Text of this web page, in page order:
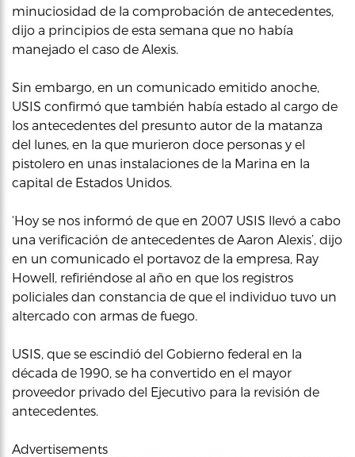
minuciosidad de la comprobación de antecedentes,
dijo a principios de esta semana que no había
manejado el caso de Alexis.
Sin embargo, en un comunicado emitido anoche,
USIS confirmó que también había estado al cargo de
los antecedentes del presunto autor de la matanza
del lunes, en la que murieron doce personas y el
pistolero en unas instalaciones de la Marina en la
capital de Estados Unidos.
‘Hoy se nos informó de que en 2007 USIS llevó a cabo
una verificación de antecedentes de Aaron Alexis’, dijo
en un comunicado el portavoz de la empresa, Ray
Howell, refiriéndose al año en que los registros
policiales dan constancia de que el individuo tuvo un
altercado con armas de fuego.
USIS, que se escindió del Gobierno federal en la
década de 1990, se ha convertido en el mayor
proveedor privado del Ejecutivo para la revisión de
antecedentes.
Advertisements